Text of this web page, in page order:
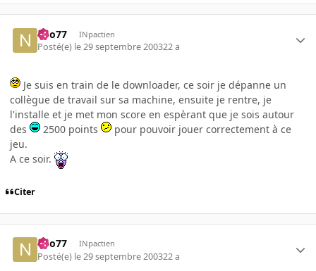
neo77 INpactien
Posté(e) le 29 septembre 200322 a
Je suis en train de le downloader, ce soir je dépanne un
collègue de travail sur sa machine, ensuite je rentre, je
l'installe et je met mon score en espèrant que je sois autour
des
2500 points
pour pouvoir jouer correctement à ce
jeu.
A ce soir.
Citer
neo77 INpactien
Posté(e) le 29 septembre 200322 a